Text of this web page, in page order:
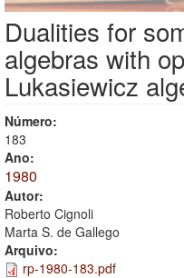
Dualities for
algebras with
Lukasiewicz
Número:
183
Ano:
1980
Autor:
Roberto Cignoli
Marta S. de Gallego
Arquivo:
rp-1980-183.pdf